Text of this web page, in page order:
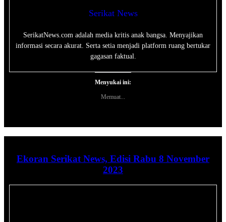
Serikat News
SerikatNews.com adalah media kritis anak bangsa. Menyajikan
informasi secara akurat. Serta setia menjadi platform ruang bertukar
gagasan faktual.
Menyukai ini:
Memuat...
Ekoran Serikat News, Edisi Rabu 8 November
2023